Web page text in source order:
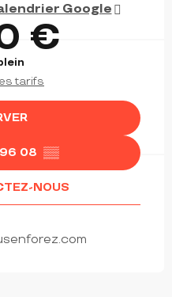
Google
€
tarifs
08 ▒▒
NOUS